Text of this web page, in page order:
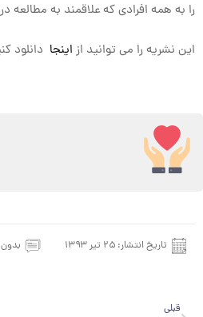
را به همه افرادی که علاقمند به
این نشریه را می توانید از اینجا دانلود
تاریخ انتشار: ۲۵ تیر ۱۳۹۳
قبلی
قبلی